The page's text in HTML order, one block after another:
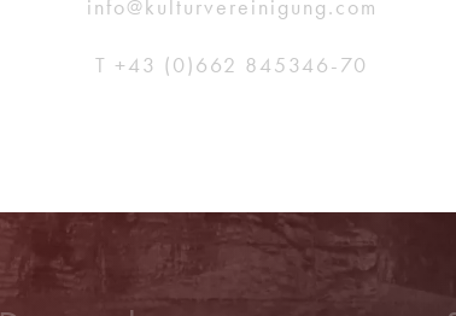
info@kulturvereinigung.com
T +43 (0)662 845346-70